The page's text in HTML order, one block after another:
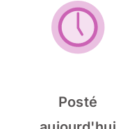
Posté